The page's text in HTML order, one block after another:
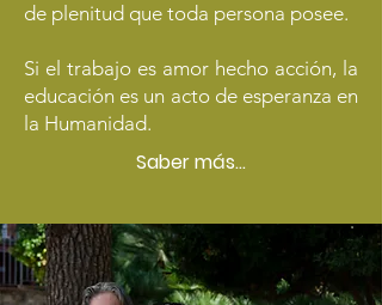
de plenitud que toda persona posee.
Si el trabajo es amor hecho acción, la
educación es un acto de esperanza en
la Humanidad.
Saber más...